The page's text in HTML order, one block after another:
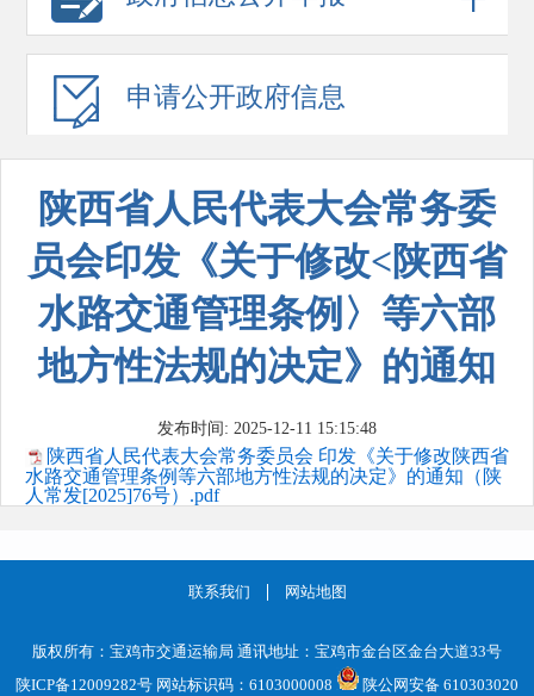
申请公开政府信息
陕西省人民代表大会常务委
员会印发《关于修改<陕西省
水路交通管理条例〉等六部
地方性法规的决定》的通知
发布时间: 2025-12-11 15:15:48
陕西省人民代表大会常务委员会 印发《关于修改陕西省
水路交通管理条例等六部地方性法规的决定》的通知（陕
人常发[2025]76号）.pdf
联系我们 网站地图
版权所有：宝鸡市交通运输局 通讯地址：宝鸡市金台区金台大道33号
陕ICP备12009282号 网站标识码：6103000008 陕公网安备 610303020